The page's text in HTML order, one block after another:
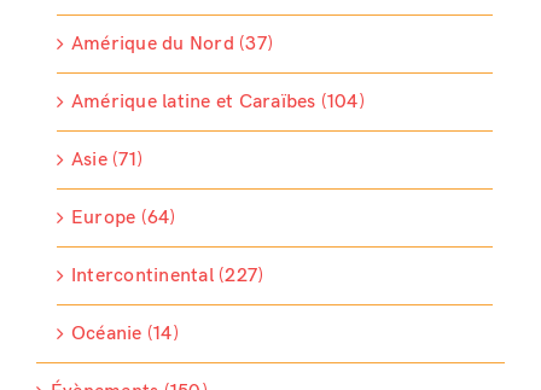
Amérique du Nord (37)
Amérique latine et Caraïbes (104)
Asie (71)
Europe (64)
Intercontinental (227)
Océanie (14)